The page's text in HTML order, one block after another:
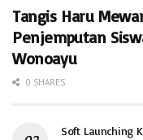
Tangis Haru
Penjemputan
Wonoayu
0 SHARES
Soft Launching